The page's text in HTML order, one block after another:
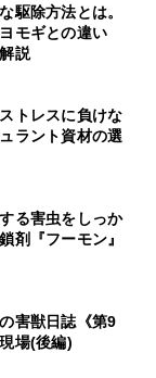
駆除方法とは。
モギとの違い
説
トレスに負けな
ラント資材の選
る害虫をしっか
剤『フーモン』
害獣日誌《第9
場(後編)